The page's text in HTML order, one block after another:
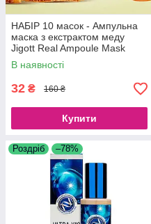
НАБІР 10 масок - Ампульна
маска з екстрактом меду
Jigott Real Ampoule Mask
Honey, 10 шт.*27 мл.
В наявності
32 ₴ 160 ₴
Купити
Роздріб –78%